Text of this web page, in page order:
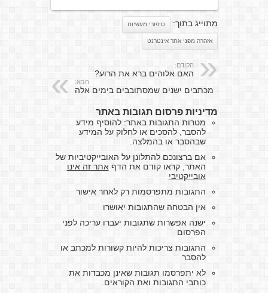
מתוייג בתוך: סיפורי מעשיות
אזהרה מפני אתר אינטרנט
הקודם:
האם אלוהים ברא את הרוע?
הבא:
מכתבים ישנים שמסתובבים בימים אלה
מדיניות פרסום תגובות באתר
מטרות התגובות באתר: להוסיף מידע
להסבר, להסכים או לחלוק על המידע
שבהסבר או בהמלצה.
אם ברצונכם להתלונן על האובייקטיביות של
האתר, קראו קודם את הדףאתר זה אינו
אובייקטיבי
התגובות מתפרסמות רק לאחר אישור
אין הבטחה שהתגובות יאושרו
ישנה אפשרות שתגובות יעברו עריכה לפני
הפרסום
התגובות צריכות להיות קשורות למכתב או
להסבר
לא יתפרסמו תגובות שאינן מכבדות את
כותבי התגובות ואת הקוראים.